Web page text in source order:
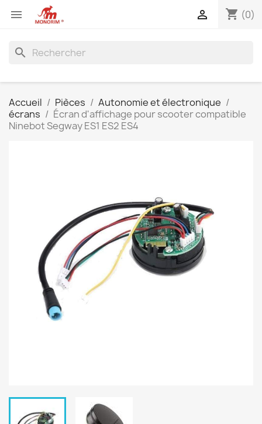
 shopping_cart (0)

search
Accueil Pièces
Autonomie et électronique
écrans
Écran d'affichage pour scooter compatible
Ninebot Segway ES1 ES2 ES4